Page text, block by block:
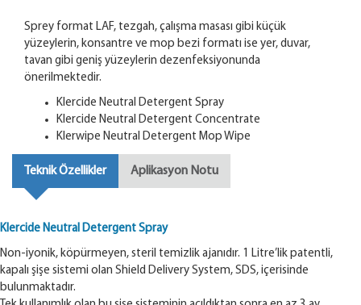
Sprey format LAF, tezgah, çalışma masası gibi küçük
yüzeylerin, konsantre ve mop bezi formatı ise yer, duvar,
tavan gibi geniş yüzeylerin dezenfeksiyonunda
önerilmektedir.
Klercide Neutral Detergent Spray
Klercide Neutral Detergent Concentrate
Klerwipe Neutral Detergent Mop Wipe
Teknik Özellikler Aplikasyon Notu
Klercide Neutral Detergent Spray
Non-iyonik, köpürmeyen, steril temizlik ajanıdır. 1 Litre’lik patentli,
kapalı şişe sistemi olan Shield Delivery System, SDS, içerisinde
bulunmaktadır.